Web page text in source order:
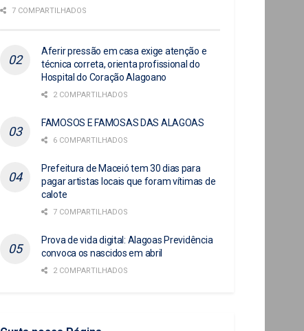
7 COMPARTILHADOS
Aferir pressão em casa exige atenção e
técnica correta, orienta profissional do
Hospital do Coração Alagoano
2 COMPARTILHADOS
FAMOSOS E FAMOSAS DAS ALAGOAS
6 COMPARTILHADOS
Prefeitura de Maceió tem 30 dias para
pagar artistas locais que foram vítimas de
calote
7 COMPARTILHADOS
Prova de vida digital: Alagoas Previdência
convoca os nascidos em abril
2 COMPARTILHADOS